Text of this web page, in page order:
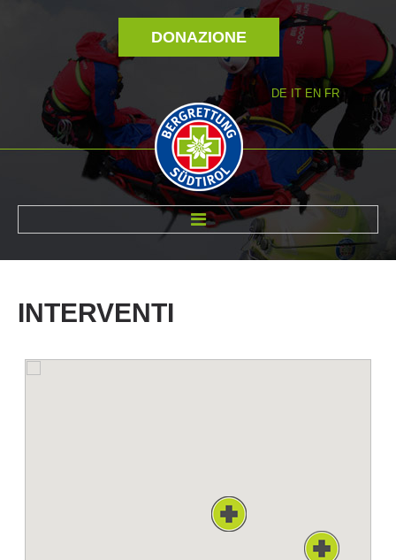
DONAZIONE
DE IT EN FR
INTERVENTI